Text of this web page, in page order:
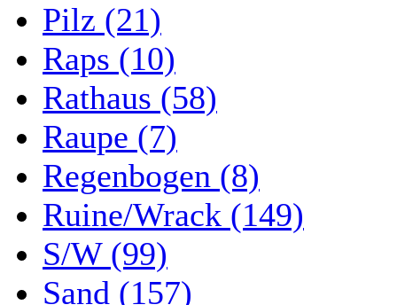
Pilz (21)
Raps (10)
Rathaus (58)
Raupe (7)
Regenbogen (8)
Ruine/Wrack (149)
S/W (99)
Sand (157)